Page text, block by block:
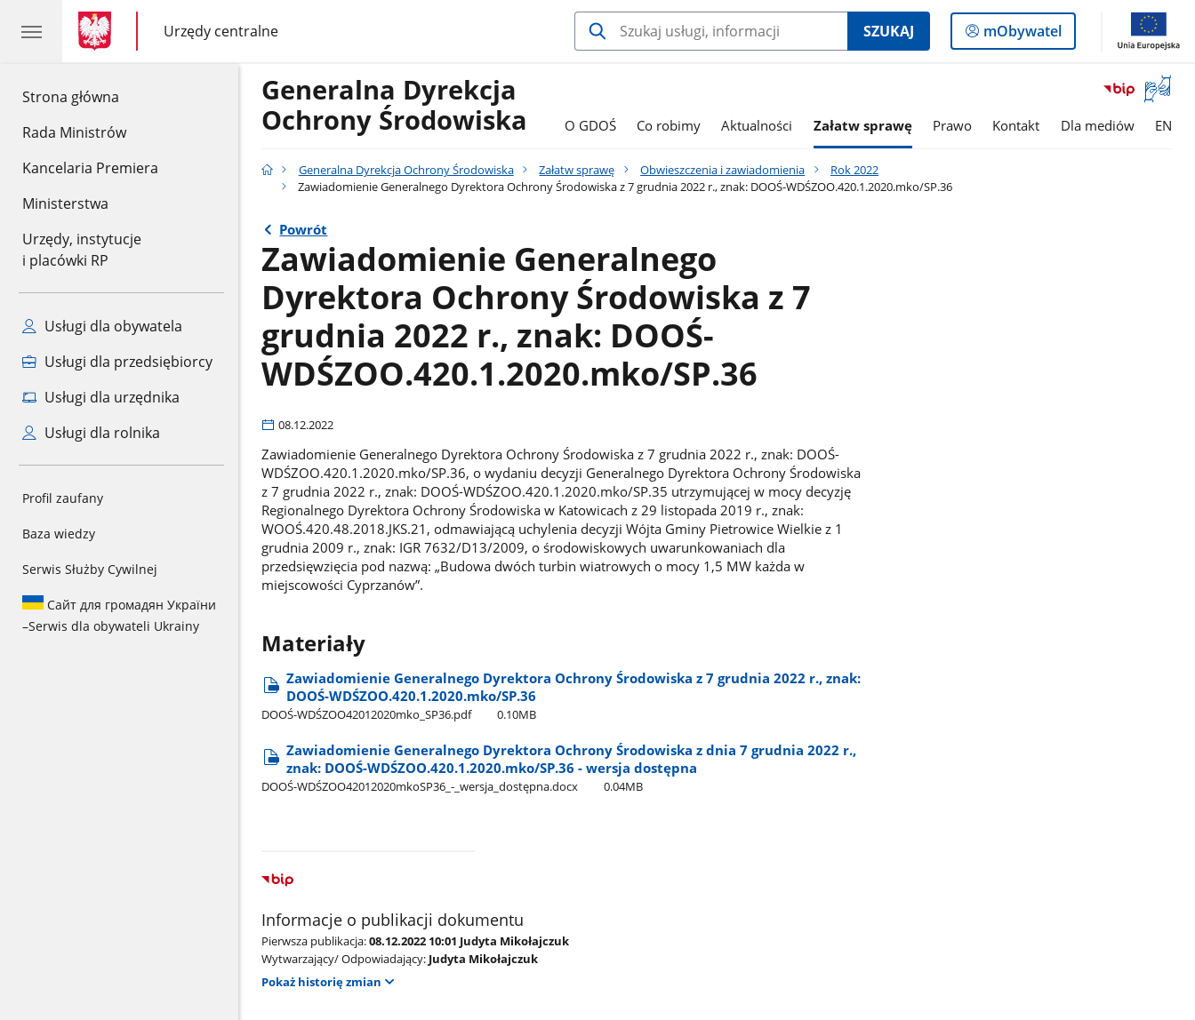
Strona główna
Rada Ministrów
Kancelaria Premiera
Ministerstwa
Urzędy, instytucje
i placówki RP
Usługi dla obywatela
Usługi dla przedsiębiorcy
Usługi dla urzędnika
Usługi dla rolnika
Profil zaufany
Baza wiedzy
Serwis Służby Cywilnej
Сайт для громадян України
–Serwis dla obywateli Ukrainy
gov.pl
gov.pl
Urzędy centralne
gov.pl
Urzędy
centralne
SZUKAJ
Logowanie
do
mObywatel
Otwórz
okno
Generalna Dyrekcja
Ochrony Środowiska
O GDOŚ Co robimy Aktualności Załatw sprawę Prawo Kontakt Dla mediów EN
Generalna Dyrekcja Ochrony Środowiska Załatw sprawę Obwieszczenia i zawiadomienia
Rok 2022
Zawiadomienie Generalnego Dyrektora Ochrony Środowiska z 7 grudnia 2022 r., znak: DOOŚ-WDŚZOO.420.1.2020.mko/SP.36
Powrót
Zawiadomienie Generalnego
Dyrektora Ochrony Środowiska z 7
grudnia 2022 r., znak: DOOŚ-
WDŚZOO.420.1.2020.mko/SP.36
08.12.2022
Zawiadomienie Generalnego Dyrektora Ochrony Środowiska z 7 grudnia 2022 r., znak: DOOŚ-
WDŚZOO.420.1.2020.mko/SP.36, o wydaniu decyzji Generalnego Dyrektora Ochrony Środowiska
z 7 grudnia 2022 r., znak: DOOŚ-WDŚZOO.420.1.2020.mko/SP.35 utrzymującej w mocy decyzję
Regionalnego Dyrektora Ochrony Środowiska w Katowicach z 29 listopada 2019 r., znak:
WOOŚ.420.48.2018.JKS.21, odmawiającą uchylenia decyzji Wójta Gminy Pietrowice Wielkie z 1
grudnia 2009 r., znak: IGR 7632/D13/2009, o środowiskowych uwarunkowaniach dla
przedsięwzięcia pod nazwą: „Budowa dwóch turbin wiatrowych o mocy 1,5 MW każda w
miejscowości Cyprzanów”.
Materiały
Zawiadomienie Generalnego Dyrektora Ochrony Środowiska z 7 grudnia 2022 r., znak:
DOOŚ-WDŚZOO.420.1.2020.mko/SP.36
DOOŚ-WDŚZOO42012020mko​_SP36.pdf 0.10MB
Zawiadomienie Generalnego Dyrektora Ochrony Środowiska z dnia 7 grudnia 2022 r.,
znak: DOOŚ-WDŚZOO.420.1.2020.mko/SP.36 - wersja dostępna
DOOŚ-WDŚZOO42012020mkoSP36​_-​_wersja​_dostępna.docx 0.04MB
Informacje o publikacji dokumentu
Pierwsza publikacja:08.12.2022 10:01 Judyta Mikołajczuk
Wytwarzający/ Odpowiadający: Judyta Mikołajczuk
Pokaż historię zmian